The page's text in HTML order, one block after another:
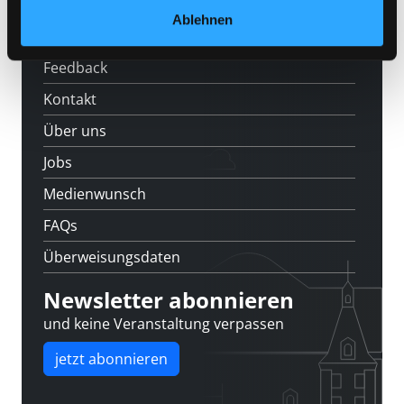
Ablehnen
Feedback
Kontakt
Über uns
Jobs
Medienwunsch
FAQs
Überweisungsdaten
Newsletter abonnieren
und keine Veranstaltung verpassen
jetzt abonnieren